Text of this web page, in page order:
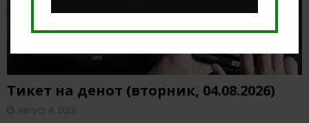
Тикет на денот (вторник, 04.08.2026)
август 4, 2026